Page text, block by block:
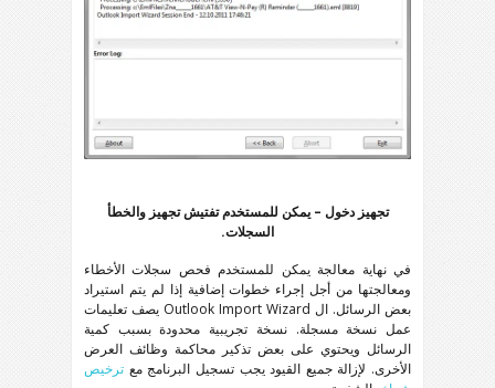
تجهيز دخول – يمكن للمستخدم تفتيش تجهيز والخطأ
السجلات.
في نهاية معالجة يمكن للمستخدم فحص سجلات الأخطاء
ومعالجتها من أجل إجراء خطوات إضافية إذا لم يتم استيراد
بعض الرسائل. ال Outlook Import Wizard يصف تعليمات
عمل نسخة مسجلة. نسخة تجريبية محدودة بسبب كمية
الرسائل ويحتوي على بعض تذكير محاكمة وظائف العرض
الأخرى. لإزالة جميع القيود يجب تسجيل البرنامج مع ترخيص